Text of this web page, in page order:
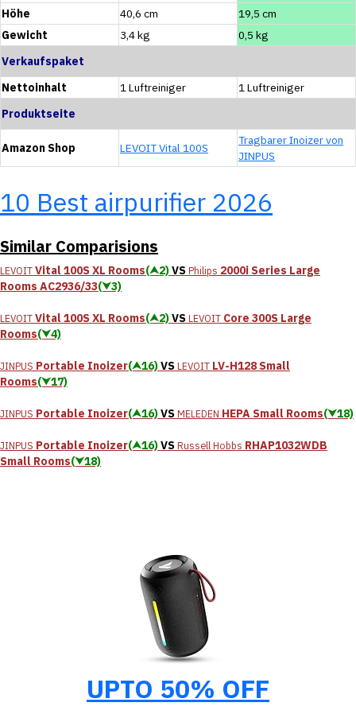
Höhe
40,6 cm
19,5 cm
Gewicht
3,4 kg
0,5 kg
Verkaufspaket
Nettoinhalt
1 Luftreiniger
1 Luftreiniger
Produktseite
Amazon Shop LEVOIT Vital 100S
Tragbarer Inoizer von
JINPUS
10 Best airpurifier 2026
Similar Comparisions
LEVOITVital 100S XL Rooms(⮝2)VSPhilips 2000i Series Large
Rooms AC2936/33(⮟3)
LEVOITVital 100S XL Rooms(⮝2)VSLEVOIT Core 300S Large
Rooms(⮟4)
JINPUS Portable Inoizer(⮝16)VSLEVOIT LV-H128 Small
Rooms(⮟17)
JINPUS Portable Inoizer(⮝16)VSMELEDEN HEPA Small Rooms(⮟18)
JINPUS Portable Inoizer(⮝16)VSRussell Hobbs RHAP1032WDB
Small Rooms(⮟18)
UPTO 50% OFF